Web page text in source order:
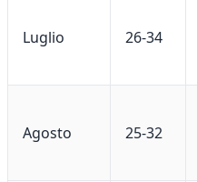
Luglio 26-34
Agosto 25-32